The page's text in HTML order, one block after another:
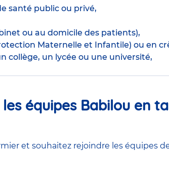
santé public ou privé,
ou au domicile des patients),
Maternelle et Infantile) ou en
collège, un lycée ou une université,
équipes Babilou en
et souhaitez rejoindre les équipes